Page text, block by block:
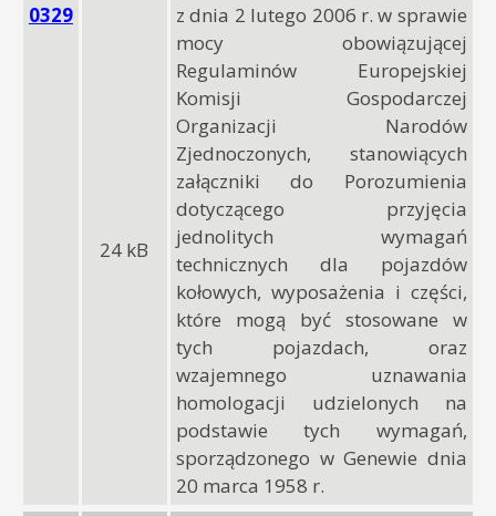
0329
24 kB
z dnia 2 lutego 2006 r. w sprawie
mocy obowiązującej
Regulaminów Europejskiej
Komisji Gospodarczej
Organizacji Narodów
Zjednoczonych, stanowiących
załączniki do Porozumienia
dotyczącego przyjęcia
jednolitych wymagań
technicznych dla pojazdów
kołowych, wyposażenia i części,
które mogą być stosowane w
tych pojazdach, oraz
wzajemnego uznawania
homologacji udzielonych na
podstawie tych wymagań,
sporządzonego w Genewie dnia
20 marca 1958 r.